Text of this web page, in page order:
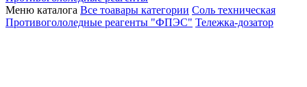
Меню каталога Все тоавары категории Соль техническая
Противогололедные реагенты "ФПЭС" Тележка-дозатор